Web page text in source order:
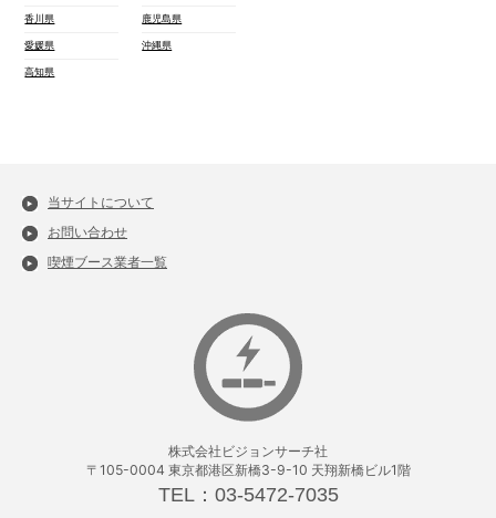
香川県
愛媛県
高知県
鹿児島県
沖縄県
当サイトについて
お問い合わせ
喫煙ブース業者一覧
株式会社ビジョンサーチ社
〒105-0004 東京都港区新橋3-9-10 天翔新橋ビル1階
TEL：03-5472-7035